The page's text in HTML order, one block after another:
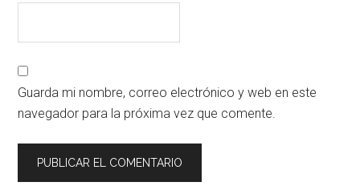
Guarda mi nombre, correo electrónico y web en este
navegador para la próxima vez que comente.